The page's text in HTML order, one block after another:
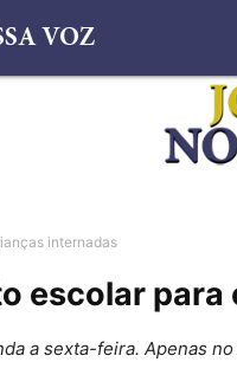
internadas
escolar
a sexta-feira. Apenas